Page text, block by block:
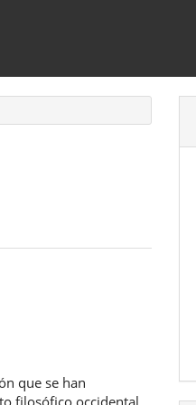
que se han
filosófico occidental.